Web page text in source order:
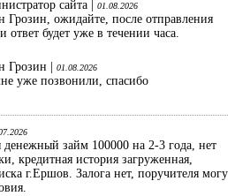
сайта | 01.08.2026
Грозин, ожидайте, после отправления
ответ будет уже в течении часа.
Грозин | 01.08.2026
уже позвонили, спасибо
денежный займ 100000 на 2-3 года, нет
кредитная история загруженная,
г.Ершов. Залога нет, поручителя могу